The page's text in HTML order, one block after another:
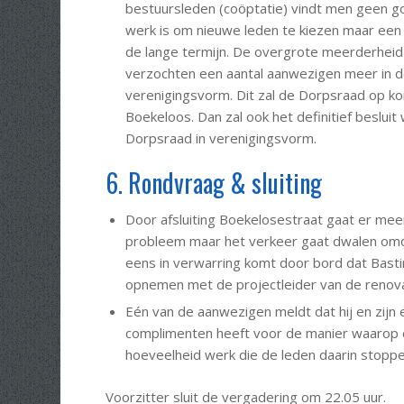
bestuursleden (coöptatie) vindt men geen
werk is om nieuwe leden te kiezen maar
de lange termijn. De overgrote
verzochten een aantal aanwezigen meer in
verenigingsvorm. Dit zal de Dorpsraad op
Boekeloos. Dan zal ook het definitief
Dorpsraad in verenigingsvorm.
6. Rondvraag & sluiting
Door afsluiting Boekelosestraat gaat er
probleem maar het verkeer gaat dwalen
eens in verwarring komt door bord dat
opnemen met de projectleider van de
Eén van de aanwezigen meldt dat hij en
complimenten heeft voor de manier
hoeveelheid werk die de leden daarin
Voorzitter sluit de vergadering om 22.05 uur.